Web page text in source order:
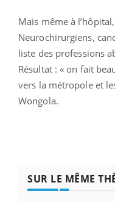
Mais même à
Neurochirurgiens,
liste des professions
Résultat : « on fait
vers la métropole et
Wongola.
SUR LE MÊME